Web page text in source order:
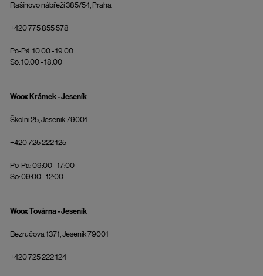
Rašínovo nábřeží 385/54, Praha
+420 775 855 578
Po-Pá: 10:00 - 19:00
So: 10:00 - 18:00
Woox Krámek - Jeseník
Školní 25, Jeseník 79001
+420 725 222 125
Po-Pá: 09:00 - 17:00
So: 09:00 - 12:00
Woox Továrna - Jeseník
Bezručova 1371, Jeseník 79001
+420 725 222 124